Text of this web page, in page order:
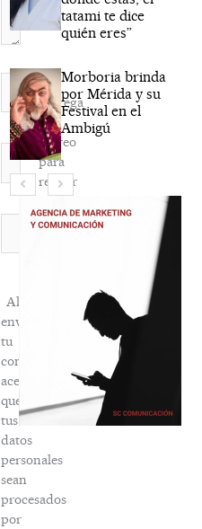
Nombre*
Correo
electrónico*
Agréga
mi
correo
para
recibir
la
newsletter
Al
enviar
tu
comentario,
aceptas
que
tus
datos
personales
sean
procesados
por
tatami te dice
quién eres”
Morboria brinda
por Mérida y su
Festival en el
Ambigú